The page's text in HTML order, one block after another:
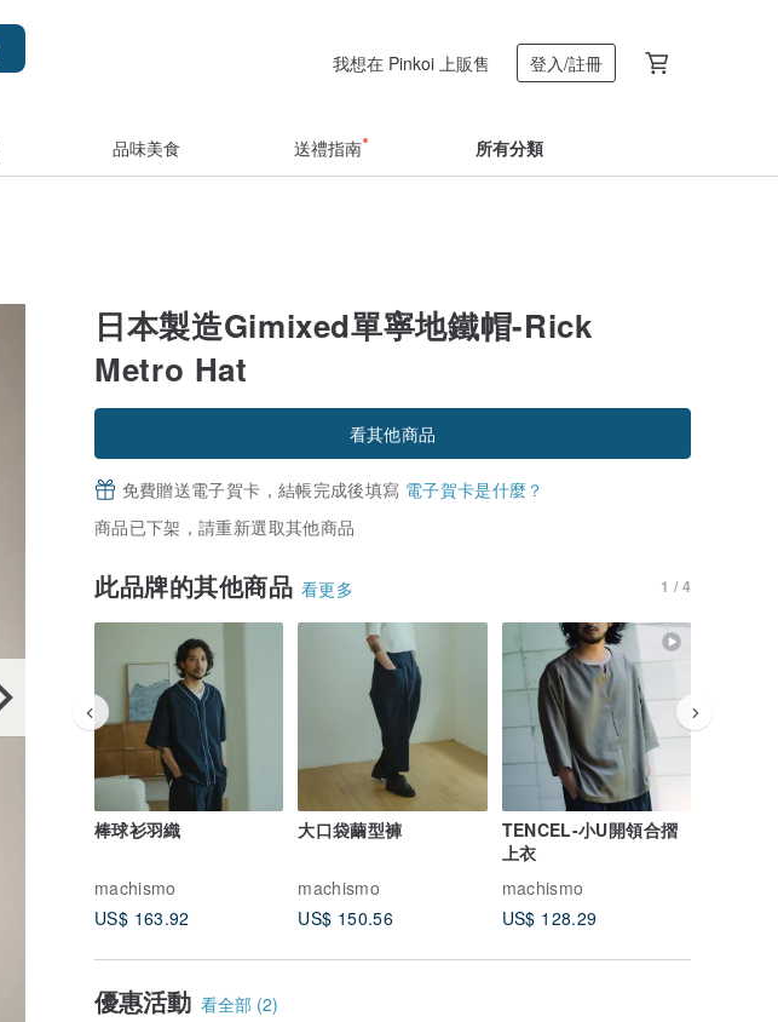
我想在 Pinkoi 上販售 登入/註冊
品味美食 送禮指南 所有分類
日本製造Gimixed單寧地鐵帽-Rick
Metro Hat
看其他商品
免費贈送電子賀卡，結帳完成後填寫 電子賀卡是什麼？
商品已下架，請重新選取其他商品
此品牌的其他商品 看更多 1 / 4
棒球衫羽織
machismo
US$ 163.92
大口袋繭型褲
machismo
US$ 150.56
TENCEL-小U開領合摺
上衣
machismo
US$ 128.29
優惠活動 看全部 (2)